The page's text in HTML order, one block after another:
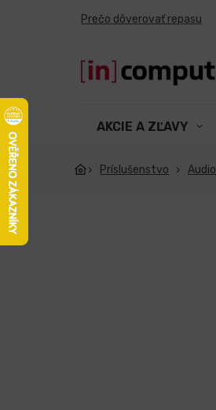
Prečo dôverovať repasu
AKCIE A ZĽAVY
Príslušenstvo Audio